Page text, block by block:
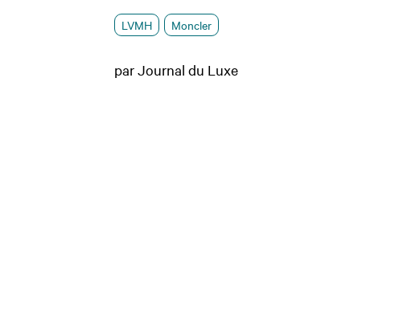
LVMH Moncler
par Journal du Luxe